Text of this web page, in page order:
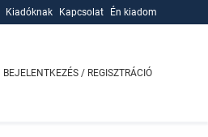
Kiadóknak
Kapcsolat Én kiadom
BEJELENTKEZÉS / REGISZTRÁCIÓ